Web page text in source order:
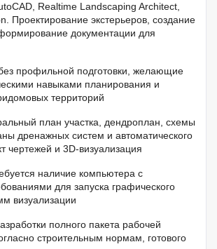
Realtime Landscaping Architect,
Проектирование экстерьеров, создание
документации для
профильной подготовки, желающие
навыками планирования и
территорий
план участка, дендроплан, схемы
дренажных систем и автоматического
чертежей и 3D-визуализация
наличие компьютера с
для запуска графического
визуализации
полного пакета рабочей
строительным нормам, готового